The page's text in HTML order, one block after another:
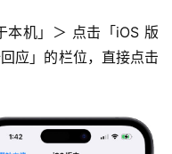
本机」＞ 点击「iOS 版
应」的栏位，直接点击